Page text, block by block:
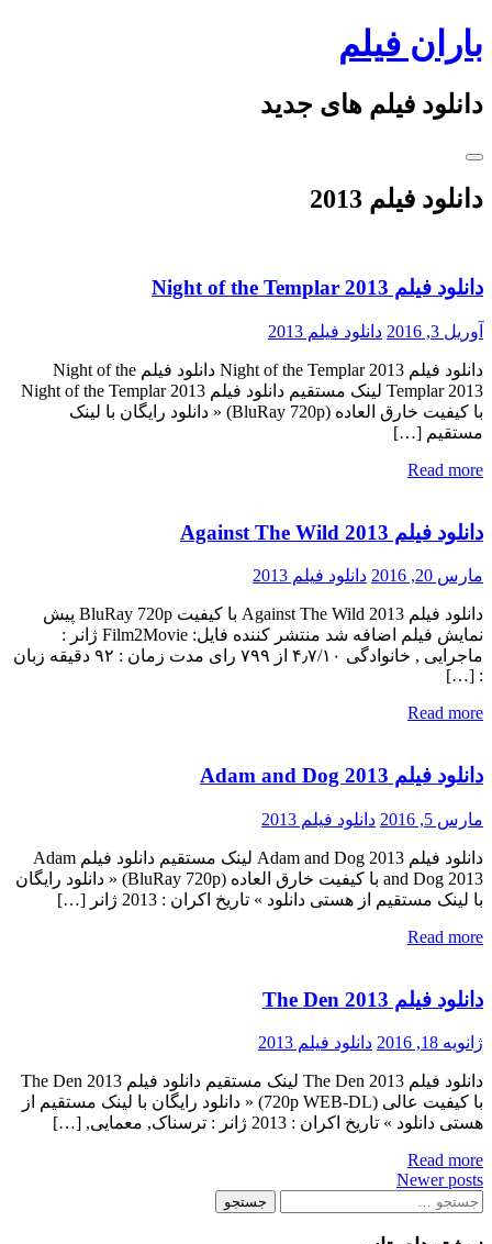
Skip
to
content
باران فیلم
دانلود فیلم های جدید
دانلود فیلم 2013
دانلود فیلم Night of the Templar 2013
آوریل 3, 2016 دانلود فیلم 2013
دانلود فیلم Night of the Templar 2013 دانلود فیلم Night of the
Templar 2013 لینک مستقیم دانلود فیلم Night of the Templar 2013
با کیفیت خارق العاده (BluRay 720p) « دانلود رایگان با لینک
مستقیم […]
Read more
دانلود فیلم Against The Wild 2013
مارس 20, 2016 دانلود فیلم 2013
دانلود فیلم Against The Wild 2013 با کیفیت BluRay 720p پیش
نمایش فیلم اضافه شد منتشر کننده فایل: Film2Movie ژانر :
ماجرایی , خانوادگی ۴٫۷/۱۰ از ۷۹۹ رای مدت زمان : ۹۲ دقیقه زبان
: […]
Read more
دانلود فیلم Adam and Dog 2013
مارس 5, 2016 دانلود فیلم 2013
دانلود فیلم Adam and Dog 2013 لینک مستقیم دانلود فیلم Adam
and Dog 2013 با کیفیت خارق العاده (BluRay 720p) « دانلود رایگان
با لینک مستقیم از هستی دانلود » تاریخ اکران : 2013 ژانر […]
Read more
دانلود فیلم The Den 2013
ژانویه 18, 2016 دانلود فیلم 2013
دانلود فیلم The Den 2013 لینک مستقیم دانلود فیلم The Den 2013
با کیفیت عالی (720p WEB-DL) « دانلود رایگان با لینک مستقیم از
هستی دانلود » تاریخ اکران : 2013 ژانر : ترسناک, معمایی, […]
Read more
Posts
navigation
Newer posts
جستجو